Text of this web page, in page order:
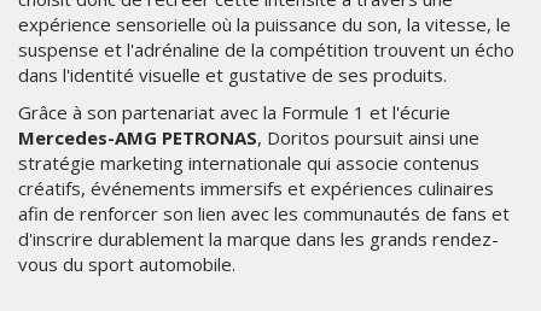
expérience sensorielle où la puissance du son, la vitesse, le
suspense et l'adrénaline de la compétition trouvent un écho
dans l'identité visuelle et gustative de ses produits.
Grâce à son partenariat avec la Formule 1 et l'écurie
Mercedes-AMG PETRONAS, Doritos poursuit ainsi une
stratégie marketing internationale qui associe contenus
créatifs, événements immersifs et expériences culinaires
afin de renforcer son lien avec les communautés de fans et
d'inscrire durablement la marque dans les grands rendez-
vous du sport automobile.